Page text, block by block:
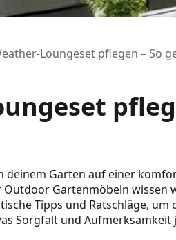
Loungeset pflegen – So
deinem Garten auf einer
Gartenmöbeln wissen
Tipps und Ratschläge,
Sorgfalt und Aufmerksamkeit